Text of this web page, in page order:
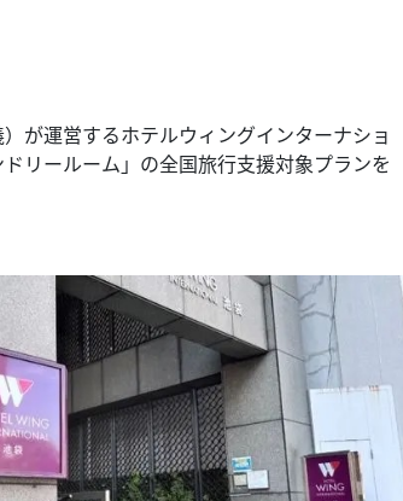
が運営するホテルウィングインターナショ
リールーム」の全国旅行支援対象プランを